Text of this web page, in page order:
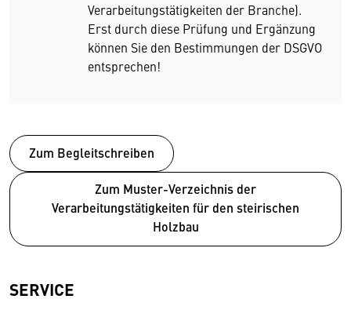
Verarbeitungstätigkeiten der Branche).
Erst durch diese Prüfung und Ergänzung
können Sie den Bestimmungen der DSGVO
entsprechen!
Zum Begleitschreiben
Zum Muster-Verzeichnis der
Verarbeitungstätigkeiten für den steirischen
Holzbau
SERVICE